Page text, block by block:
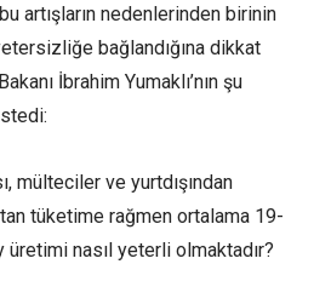
artışların nedenlerinden birinin
bağlandığına dikkat
İbrahim Yumaklı’nın şu
mülteciler ve yurtdışından
tüketime rağmen ortalama 19-
nasıl yeterli olmaktadır?